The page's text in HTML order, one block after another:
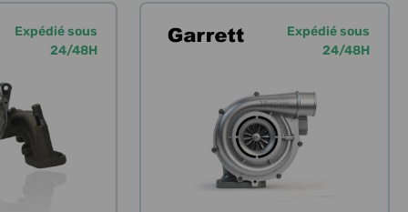
Expédié sous
24/48H
Expédié sous
24/48H